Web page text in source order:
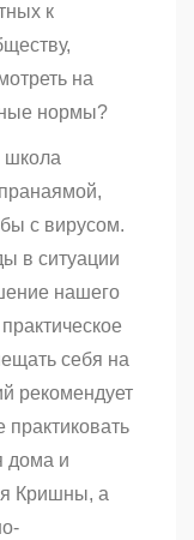
к
на
нормы?
школа
с вирусом.
в ситуации
нашего
себя на
рекомендует
дома и
Кришны, а